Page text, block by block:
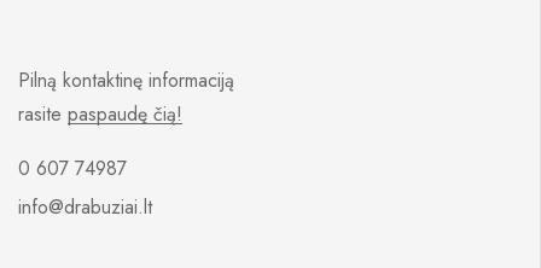
Pilną kontaktinę informaciją
rasite paspaudę čią!
0 607 74987
info@drabuziai.lt